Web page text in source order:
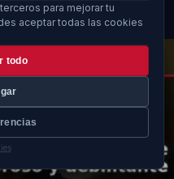
para mejorar tu
aceptar todas las cookies
todo